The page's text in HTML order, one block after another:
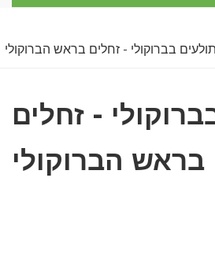
בברוקולי - זחלים בראש הברוקולי
- זחלים
בראש הברוקולי